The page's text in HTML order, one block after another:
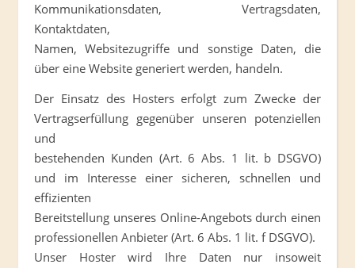
Kommunikationsdaten, Vertragsdaten,
Kontaktdaten,
Namen, Websitezugriffe und sonstige Daten, die
über eine Website generiert werden, handeln.
Der Einsatz des Hosters erfolgt zum Zwecke der
Vertragserfüllung gegenüber unseren potenziellen
und
bestehenden Kunden (Art. 6 Abs. 1 lit. b DSGVO)
und im Interesse einer sicheren, schnellen und
effizienten
Bereitstellung unseres Online-Angebots durch einen
professionellen Anbieter (Art. 6 Abs. 1 lit. f DSGVO).
Unser Hoster wird Ihre Daten nur insoweit